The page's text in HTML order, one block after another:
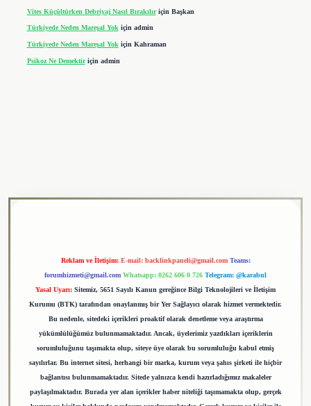
Vites Küçültürken Debriyaj Nasıl Bırakılıriçin Başkan
Türkiyede Neden Mareşal Yokiçin admin
Türkiyede Neden Mareşal Yok için Kahraman
Psikoz Ne Demektiriçin admin
Reklam ve İletişim: E-mail: backlinkpaneli@gmail.com Teams:
forumhizmeti@gmail.com Whatsapp: 0262 606 0 726 Telegram: @karabul
Yasal Uyarı: Sitemiz, 5651 Sayılı Kanun gereğince Bilgi Teknolojileri ve İletişim
Kurumu (BTK) tarafından onaylanmış bir Yer Sağlayıcı olarak hizmet vermektedir.
Bu nedenle, sitedeki içerikleri proaktif olarak denetleme veya araştırma
yükümlülüğümüz bulunmamaktadır. Ancak, üyelerimiz yazdıkları içeriklerin
sorumluluğunu taşımakta olup, siteye üye olarak bu sorumluluğu kabul etmiş
sayılırlar. Bu internet sitesi, herhangi bir marka, kurum veya şahıs şirketi ile hiçbir
bağlantısı bulunmamaktadır. Sitede yalnızca kendi hazırladığımız makaleler
paylaşılmaktadır. Burada yer alan içerikler haber niteliği taşımamakta olup, gerçek